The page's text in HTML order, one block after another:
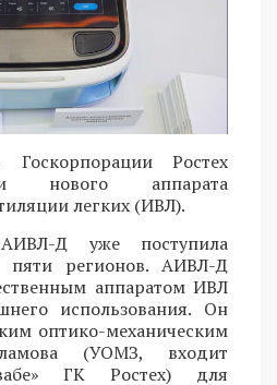
Ростех
нового аппарата
легких (ИВЛ).
Д уже поступила
пяти регионов. АИВЛ-Д
аппаратом ИВЛ
использования. Он
оптико-механическим
(УОМЗ, входит
ГК Ростех) для